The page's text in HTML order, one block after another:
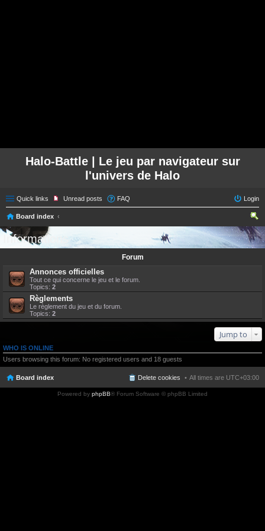
Halo-Battle | Le jeu par navigateur sur
l'univers de Halo
Quick links Unread posts FAQ Login
Board index
ear
ch
Informations
Forum
Annonces officielles
Tout ce qui concerne le jeu et le forum.
Topics: 2
Règlements
Le règlement du jeu et du forum.
Topics: 2
Jump to
WHO IS ONLINE
Users browsing this forum: No registered users and 18 guests
Board index All times are UTC+03:00
Delete cookies
Powered by phpBB® Forum Software © phpBB Limited